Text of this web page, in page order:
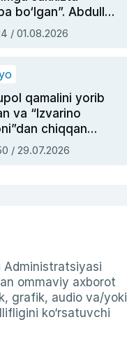
bo‘lgan”. Abdulla
siyosiy
asrab
/ 01.08.2026
qamalini yorib
va “Izvarino
chiqqan
— Ukraina
bosh
/ 29.07.2026
Administratsiyasi
ommaviy axborot
grafik, audio va/yoki
ko‘rsatuvchi